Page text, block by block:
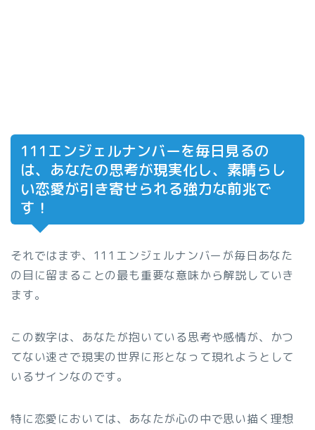
111エンジェルナンバーを毎日見るの
は、あなたの思考が現実化し、素晴らし
い恋愛が引き寄せられる強力な前兆で
す！
それではまず、111エンジェルナンバーが毎日あなた
の目に留まることの最も重要な意味から解説していき
ます。
この数字は、あなたが抱いている思考や感情が、かつ
てない速さで現実の世界に形となって現れようとして
いるサインなのです。
特に恋愛においては、あなたが心の中で思い描く理想